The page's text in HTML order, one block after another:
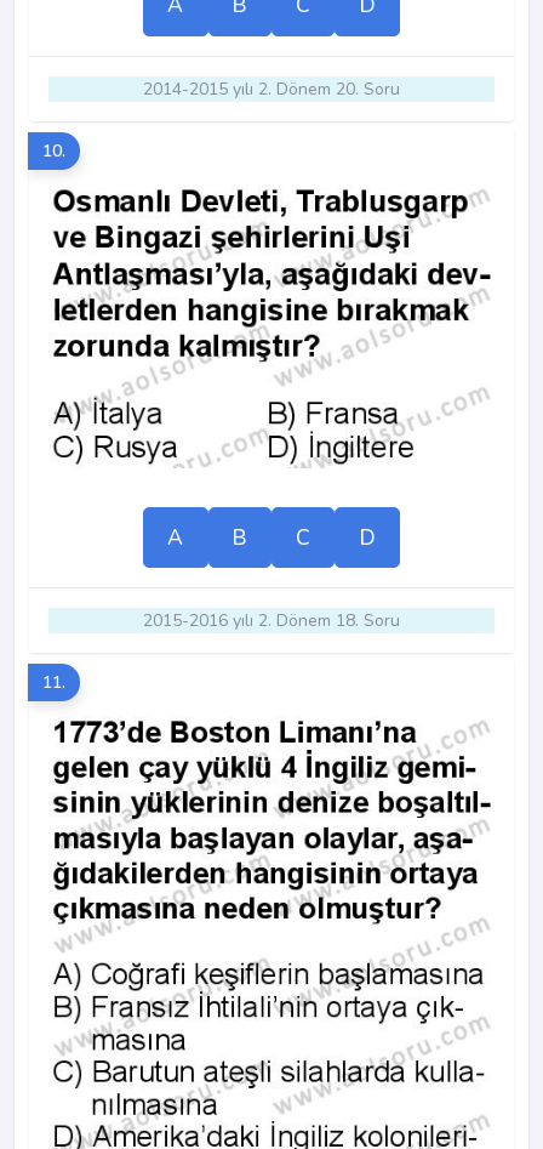
2014-2015 yılı 2. Dönem 20. Soru
10.
A B C D
2015-2016 yılı 2. Dönem 18. Soru
11.